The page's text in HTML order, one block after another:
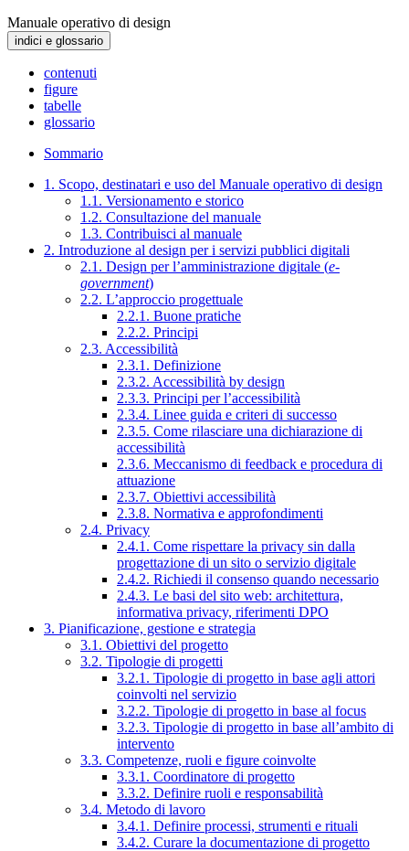
Manuale operativo di design
indici e glossario
contenuti
figure
tabelle
glossario
Sommario
1. Scopo, destinatari e uso del Manuale operativo di design
1.1. Versionamento e storico
1.2. Consultazione del manuale
1.3. Contribuisci al manuale
2. Introduzione al design per i servizi pubblici digitali
2.1. Design per l’amministrazione digitale (e-
government)
2.2. L’approccio progettuale
2.2.1. Buone pratiche
2.2.2. Principi
2.3. Accessibilità
2.3.1. Definizione
2.3.2. Accessibilità by design
2.3.3. Principi per l’accessibilità
2.3.4. Linee guida e criteri di successo
2.3.5. Come rilasciare una dichiarazione di
accessibilità
2.3.6. Meccanismo di feedback e procedura di
attuazione
2.3.7. Obiettivi accessibilità
2.3.8. Normativa e approfondimenti
2.4. Privacy
2.4.1. Come rispettare la privacy sin dalla
progettazione di un sito o servizio digitale
2.4.2. Richiedi il consenso quando necessario
2.4.3. Le basi del sito web: architettura,
informativa privacy, riferimenti DPO
3. Pianificazione, gestione e strategia
3.1. Obiettivi del progetto
3.2. Tipologie di progetti
3.2.1. Tipologie di progetto in base agli attori
coinvolti nel servizio
3.2.2. Tipologie di progetto in base al focus
3.2.3. Tipologie di progetto in base all’ambito di
intervento
3.3. Competenze, ruoli e figure coinvolte
3.3.1. Coordinatore di progetto
3.3.2. Definire ruoli e responsabilità
3.4. Metodo di lavoro
3.4.1. Definire processi, strumenti e rituali
3.4.2. Curare la documentazione di progetto